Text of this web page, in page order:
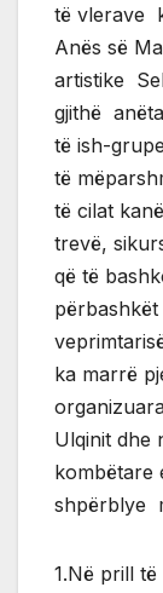
të vlerave
Anës së
artistike
gjithë
të ish-
të
të cilat
trevë,
që të
ka marrë
Ulqinit dhe
kombëtare
shpërblye
1.Në prill